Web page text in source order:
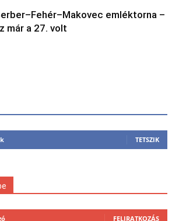
emléktorna –
már a 27. volt
TETSZIK
FELIRATKOZÁS